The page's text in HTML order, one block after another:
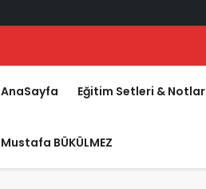
AnaSayfa Eğitim Setleri & Notlar
Mustafa BÜKÜLMEZ